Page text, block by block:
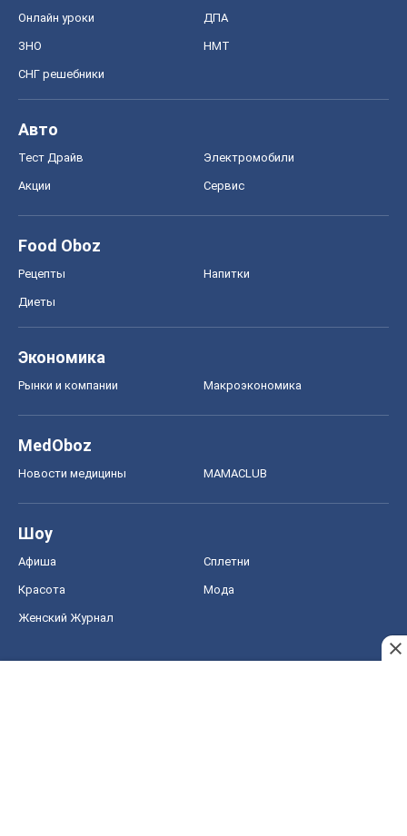
Онлайн уроки ДПА
ЗНО НМТ
СНГ решебники
Авто
Тест Драйв Электромобили
Акции Сервис
Food Oboz
Рецепты Напитки
Диеты
Экономика
Рынки и компании Mакроэкономика
MedOboz
Новости медицины MAMACLUB
Шоу
Афиша Сплетни
Красота Мода
Женский Журнал